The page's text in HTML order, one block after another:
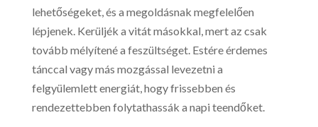
lehetőségeket, és a megoldásnak megfelelően
lépjenek. Kerüljék a vitát másokkal, mert az csak
tovább mélyítené a feszültséget. Estére érdemes
tánccal vagy más mozgással levezetni a
felgyülemlett energiát, hogy frissebben és
rendezettebben folytathassák a napi teendőket.